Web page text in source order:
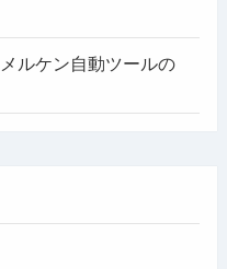
ルケン自動ツールの